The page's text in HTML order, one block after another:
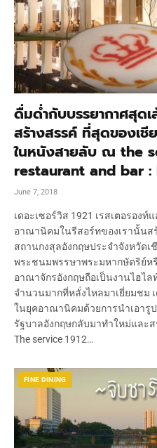
ดื่มด่ำกับบรรยากาศสุด
สร้างสรรค์ ที่สุดของเชี
ในหนังสายลับ ณ the
restaurant and bar
June 7, 2018
เดอะเซอร์วิส 1921 เรสเตอรอง
อาณานิคมในรีสอร์ทของเรานั้นส
สถานกงสุลอังกฤษประจำจังหวัดเ
พระชนมพรรษาพระมหากษัตริย์ห
อาณาจักรอังกฤษถือเป็นงานไฮไ
จำนวนมากที่หลั่งไหลมาเยี่ยมชม
ในยุคอาณานิคมด้วยการนำเอารู
รัฐบาลอังกฤษกลับมาทำใหม่และ
The service 1912…
FINE DINING